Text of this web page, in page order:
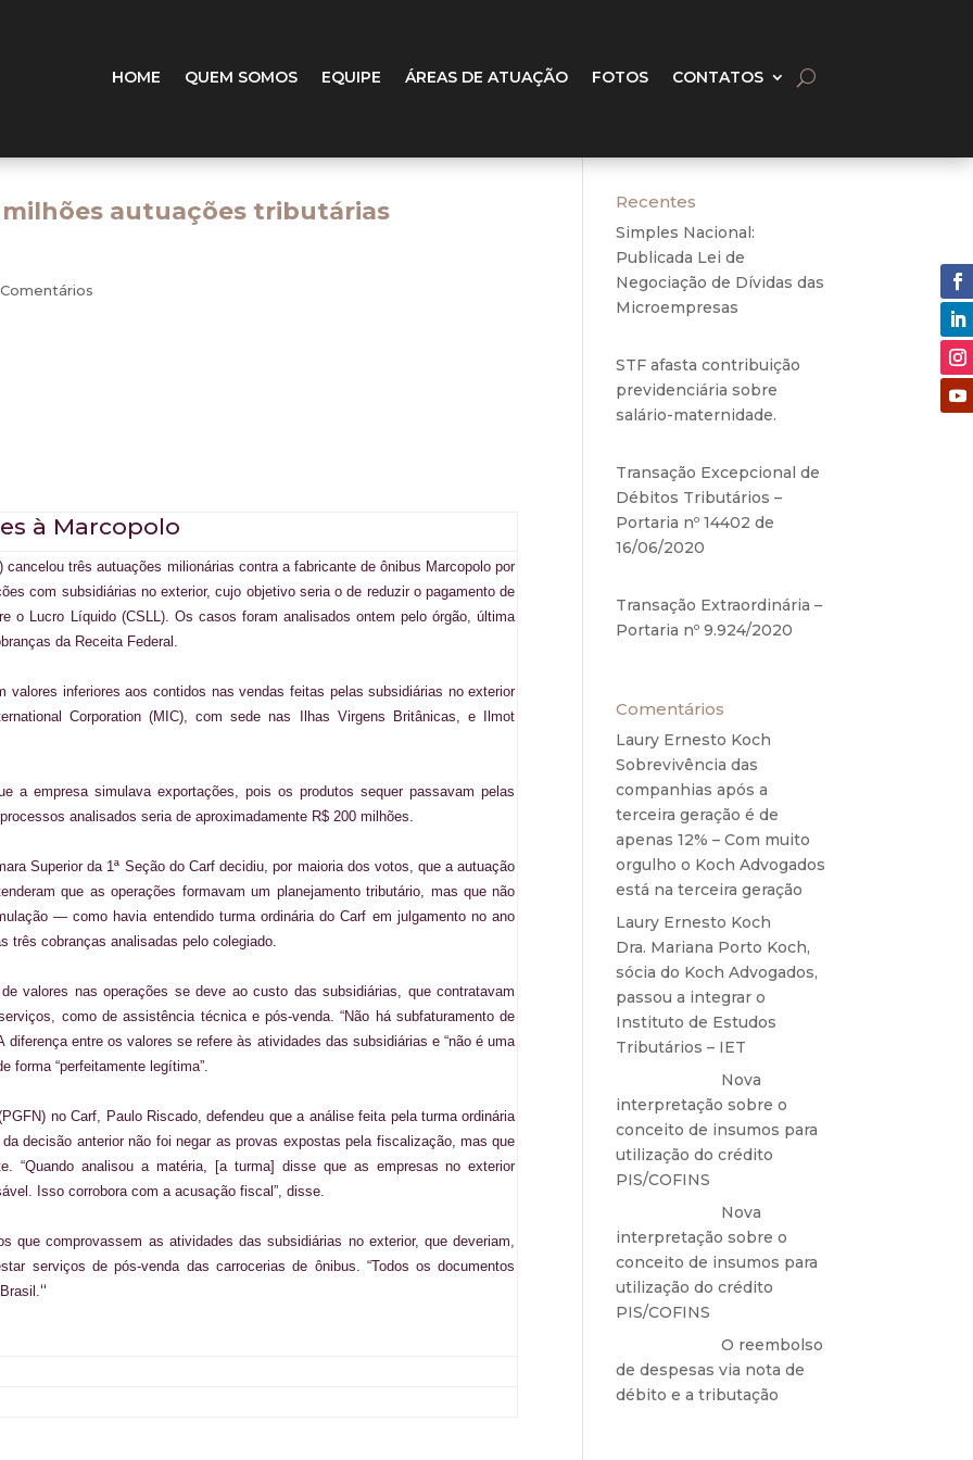
HOME QUEM SOMOS EQUIPE ÁREAS DE ATUAÇÃO FOTOS CONTATOS
autuações tributárias
à Marcopolo
três autuações milionárias contra a fabricante de ônibus Marcopolo por
com subsidiárias no exterior, cujo objetivo seria o de reduzir o pagamento de
o Lucro Líquido (CSLL). Os casos foram analisados ontem pelo órgão, última
da Receita Federal.
inferiores aos contidos nas vendas feitas pelas subsidiárias no exterior
Corporation (MIC), com sede nas Ilhas Virgens Britânicas, e Ilmot
a empresa simulava exportações, pois os produtos sequer passavam pelas
analisados seria de aproximadamente R$ 200 milhões.
Superior da 1ª Seção do Carf decidiu, por maioria dos votos, que a autuação
que as operações formavam um planejamento tributário, mas que não
— como havia entendido turma ordinária do Carf em julgamento no ano
três cobranças analisadas pelo colegiado.
valores nas operações se deve ao custo das subsidiárias, que contratavam
como de assistência técnica e pós-venda. “Não há subfaturamento de
diferença entre os valores se refere às atividades das subsidiárias e “não é uma
forma “perfeitamente legítima”.
no Carf, Paulo Riscado, defendeu que a análise feita pela turma ordinária
decisão anterior não foi negar as provas expostas pela fiscalização, mas que
“Quando analisou a matéria, [a turma] disse que as empresas no exterior
Isso corrobora com a acusação fiscal”, disse.
que comprovassem as atividades das subsidiárias no exterior, que deveriam,
serviços de pós-venda das carrocerias de ônibus. “Todos os documentos
“
Recentes
Simples Nacional:
Publicada Lei de
Negociação de Dívidas das
Microempresas
STF afasta contribuição
previdenciária sobre
salário-maternidade.
Transação Excepcional de
Débitos Tributários –
Portaria nº 14402 de
16/06/2020
Transação Extraordinária –
Portaria nº 9.924/2020
Comentários
Laury Ernesto Koch
Sobrevivência das
companhias após a
terceira geração é de
apenas 12% – Com muito
orgulho o Koch Advogados
está na terceira geração
Laury Ernesto Koch
Dra. Mariana Porto Koch,
sócia do Koch Advogados,
passou a integrar o
Instituto de Estudos
Tributários – IET
Nova
interpretação sobre o
conceito de insumos para
utilização do crédito
PIS/COFINS
Nova
interpretação sobre o
conceito de insumos para
utilização do crédito
PIS/COFINS
emO reembolso
de despesas via nota de
débito e a tributação